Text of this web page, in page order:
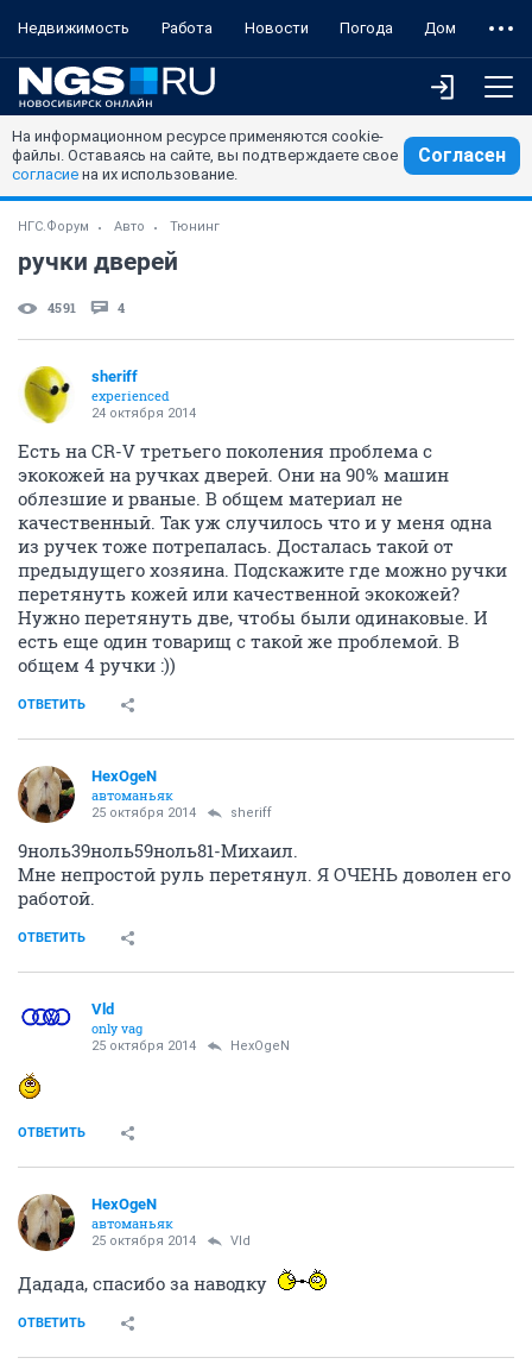
Недвижимость Работа Новости Погода Дом
На информационном ресурсе применяются cookie-
файлы. Оставаясь на сайте, вы подтверждаете свое
согласие на их использование.
Согласен
НГС.Форум Авто Тюнинг
ручки дверей
4591 4
sheriff
experienced
24 октября 2014
Есть на CR-V третьего поколения проблема с
экокожей на ручках дверей. Они на 90% машин
облезшие и рваные. В общем материал не
качественный. Так уж случилось что и у меня одна
из ручек тоже потрепалась. Досталась такой от
предыдущего хозяина. Подскажите где можно ручки
перетянуть кожей или качественной экокожей?
Нужно перетянуть две, чтобы были одинаковые. И
есть еще один товарищ с такой же проблемой. В
общем 4 ручки :))
ОТВЕТИТЬ
HexOgeN
автоманьяк
25 октября 2014 sheriff
9ноль39ноль59ноль81-Михаил.
Мне непростой руль перетянул. Я ОЧЕНЬ доволен его
работой.
ОТВЕТИТЬ
Vld
only vag
25 октября 2014 HexOgeN
ОТВЕТИТЬ
HexOgeN
автоманьяк
25 октября 2014 Vld
Дадада, спасибо за наводку
ОТВЕТИТЬ